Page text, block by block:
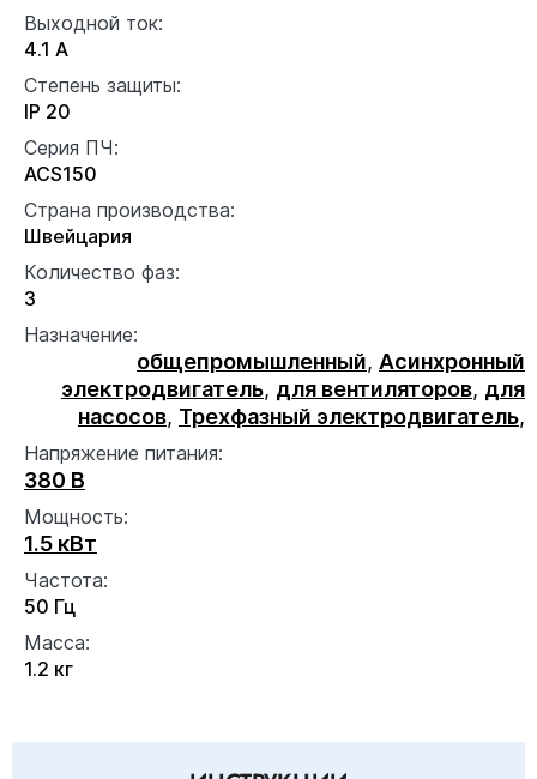
Выходной ток:
4.1 А
Степень защиты:
IP 20
Серия ПЧ:
ACS150
Страна производства:
Швейцария
Количество фаз:
3
Назначение:
общепромышленный, Асинхронный
электродвигатель, для вентиляторов, для
насосов, Трехфазный электродвигатель,
Напряжение питания:
380 В
Мощность:
1.5 кВт
Частота:
50 Гц
Масса:
1.2 кг